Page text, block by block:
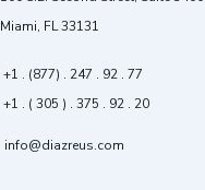
Miami, FL 33131
+1 . (877) . 247 . 92 . 77
+1 . ( 305 ) . 375 . 92 . 20
info@diazreus.com